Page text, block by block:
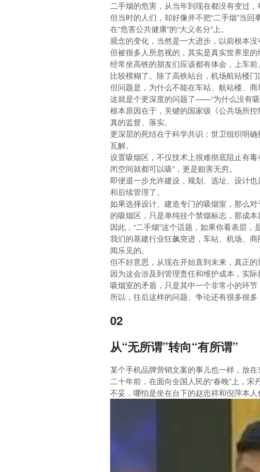
二手烟的危害，从当年到现在都没有变过
但当时的人们，却好像并不把“二手烟”当
在“危害公共健康”的“大义名分”上。
观念的变化，当然是一大进步，以前根本
但被很多人所忽视的，其实是真实世界里的
经常坐高铁的朋友们应该都有体会，上车
比较模糊了。除了高铁站台，机场航站楼
但问题是，为什么不能在车站、航站楼、
这就是个更深度的问题了——“为什么没有
根本原因在于，关键的国家级《公共场所
真的监督、落实。
更深层的死结在于科学共识： 世卫组织明
瓦解。
设置吸烟区，不仅技术上很难彻底阻止有
闭空间就都可以吸”，更是贻害无穷。
即便退一步允许建设，规划、选址、设计
和后续管理了。
如果选择设计、建造专门的吸烟室，那么
的吸烟区，只是单纯挂个禁烟标志，那成
因此，“二手烟”这个话题，如果你看表层
我们的基建行业狂飙突进，车站、机场、
闻乐见的。
但不好意思，从现在开始直到未来，真正
因为这会涉及到管理责任和维护成本，实际
吸烟室的矛盾，只是其中一个非常小的环
所以，往后这样的问题、争论还有很多很多
02
从“无所谓”转向“有所谓”
某个手机品牌营销文案的事儿也一样，放在
二十年前，在面向全国人民的“春晚”上，
不妥，哪怕是坐在台下的赵忠祥和倪萍本人